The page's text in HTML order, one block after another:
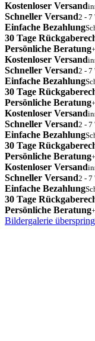
Kostenloser Versand
Schneller Versand2 - 7
Einfache Bezahlung
30 Tage
Persönliche Beratung
Kostenloser Versand
Schneller Versand2 - 7
Einfache Bezahlung
30 Tage
Persönliche Beratung
Kostenloser Versand
Schneller Versand2 - 7
Einfache Bezahlung
30 Tage
Persönliche Beratung
Kostenloser Versand
Schneller Versand2 - 7
Einfache Bezahlung
30 Tage
Persönliche Beratung
Bildergalerie